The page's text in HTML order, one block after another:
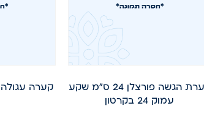
קערת הגשה פורצלן 24 ס"מ שקע
עמוק 24 בקרטון